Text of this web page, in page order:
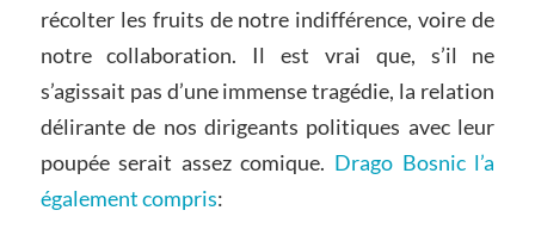
récolter les fruits de notre indifférence, voire de
notre collaboration. Il est vrai que, s’il ne
s’agissait pas d’une immense tragédie, la relation
délirante de nos dirigeants politiques avec leur
poupée serait assez comique. Drago Bosnic l’a
également compris: